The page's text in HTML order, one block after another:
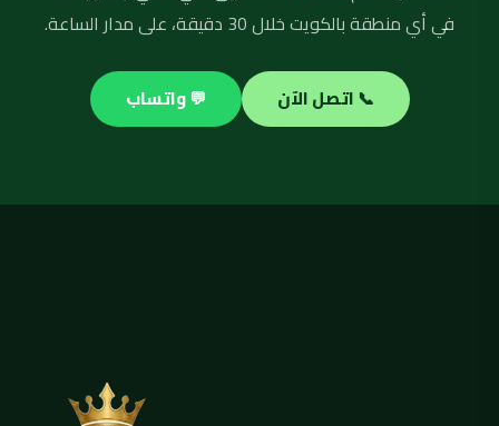
في أي منطقة بالكويت خلال 30 دقيقة، على مدار الساعة.
📞 اتصل الآن 💬 واتساب